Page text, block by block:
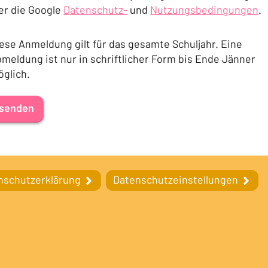
die Google Datenschutz- und Nutzungsbedingungen.
Anmeldung gilt für das gesamte Schuljahr. Eine
ist nur in schriftlicher Form bis Ende Jänner
Datenschutzeinstellungen